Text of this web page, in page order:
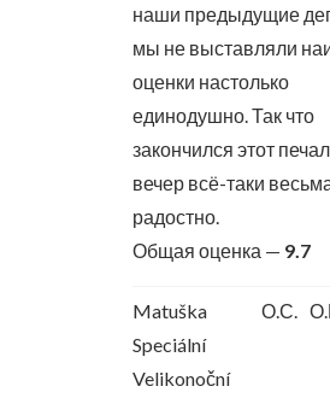
наши предыдущие
мы не выставляли
оценки настолько
единодушно. Так что
закончился этот
вечер всё-таки
радостно.
Общая оценка — 9.7
Matuška
Speciální
Velikonoční
О.С.